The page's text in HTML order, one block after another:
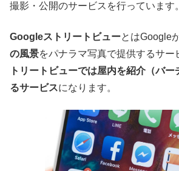
撮影・公開のサービスを行っています。
GoogleストリートビューとはGoogle
の風景をパナラマ写真で提供するサー
トリートビューでは屋内を紹介（バ
るサービスになります。